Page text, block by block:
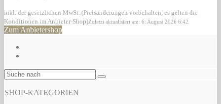
inkl. der gesetzlichen MwSt. (Preisänderungen vorbehalten, es gelten die
Konditionen im Anbieter-Shop)Zuletzt aktualisiert am: 6. August 2026 6:42
Zum Anbietershop
SHOP-KATEGORIEN